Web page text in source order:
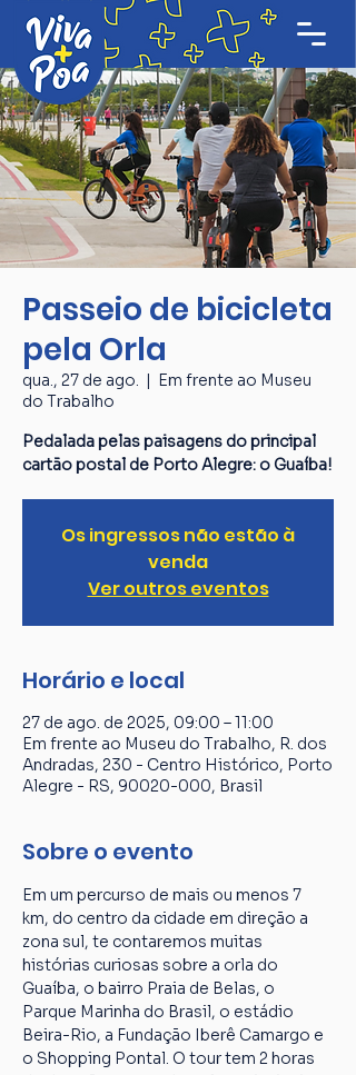
Passeio de bicicleta
pela Orla
qua., 27 de ago.
  |
Em frente ao Museu
do Trabalho
Pedalada pelas paisagens do principal
cartão postal de Porto Alegre: o Guaíba!
Os ingressos não estão à
venda
Ver outros eventos
Horário e local
27 de ago. de 2025, 09:00 – 11:00
Em frente ao Museu do Trabalho, R. dos
Andradas, 230 - Centro Histórico, Porto
Alegre - RS, 90020-000, Brasil
Sobre o evento
Em um percurso de mais ou menos 7
km, do centro da cidade em direção a
zona sul, te contaremos muitas
histórias curiosas sobre a orla do
Guaíba, o bairro Praia de Belas, o
Parque Marinha do Brasil, o estádio
Beira-Rio, a Fundação Iberê Camargo e
o Shopping Pontal. O tour tem 2 horas